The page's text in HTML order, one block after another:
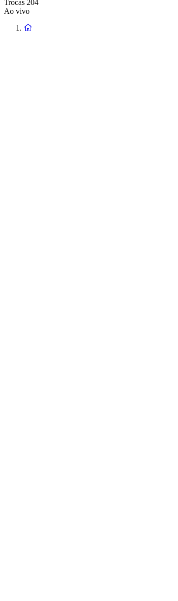
Trocas 204
Ao vivo